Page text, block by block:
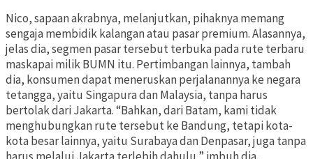
Nico, sapaan akrabnya, melanjutkan, pihaknya memang
sengaja membidik kalangan atau pasar premium. Alasannya,
jelas dia, segmen pasar tersebut terbuka pada rute terbaru
maskapai milik BUMN itu. Pertimbangan lainnya, tambah
dia, konsumen dapat meneruskan perjalanannya ke negara
tetangga, yaitu Singapura dan Malaysia, tanpa harus
bertolak dari Jakarta. “Bahkan, dari Batam, kami tidak
menghubungkan rute tersebut ke Bandung, tetapi kota-
kota besar lainnya, yaitu Surabaya dan Denpasar, juga tanpa